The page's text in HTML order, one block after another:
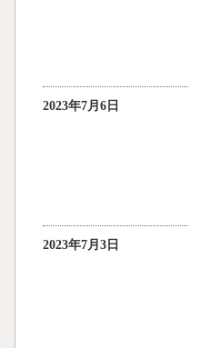
2023年7月6日
2023年7月3日